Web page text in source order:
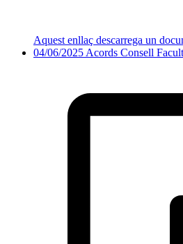
Aquest enllaç descarrega un
04/06/2025 Acords Consell